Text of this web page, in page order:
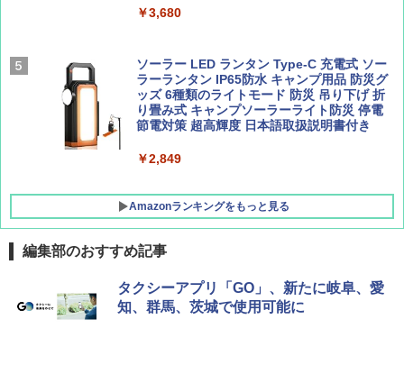
収納 コンパクト 簡単設営 カンガルーテント
ソロキャンプ ソロテント
￥20,718
￥3,680
ソーラー LED ランタン Type-C 充電式 ソー
ラーランタン IP65防水 キャンプ用品 防災グ
ッズ 6種類のライトモード 防災 吊り下げ 折
り畳み式 キャンプソーラーライト防災 停電
節電対策 超高輝度 日本語取扱説明書付き
￥2,849
Amazonランキングをもっと見る
編集部のおすすめ記事
タクシーアプリ「GO」、新たに岐阜、愛
知、群馬、茨城で使用可能に